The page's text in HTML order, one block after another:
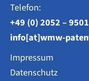
Telefon:
+49 (0) 2052 –
info[at]wmw-
Impressum
Datenschutz